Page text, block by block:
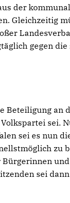
der
Gleichzeitig
gegen die
Beteiligung an
sei.
sei es nun
zu
Bürgerinnen
sei